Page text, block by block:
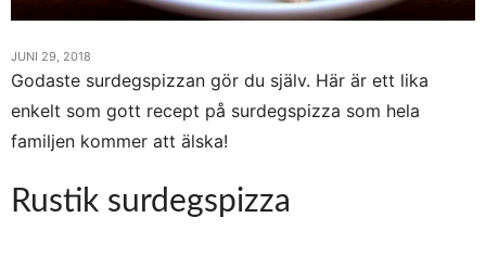
JUNI 29, 2018
Godaste surdegspizzan gör du själv. Här är ett lika
enkelt som gott recept på surdegspizza som hela
familjen kommer att älska!
Rustik surdegspizza